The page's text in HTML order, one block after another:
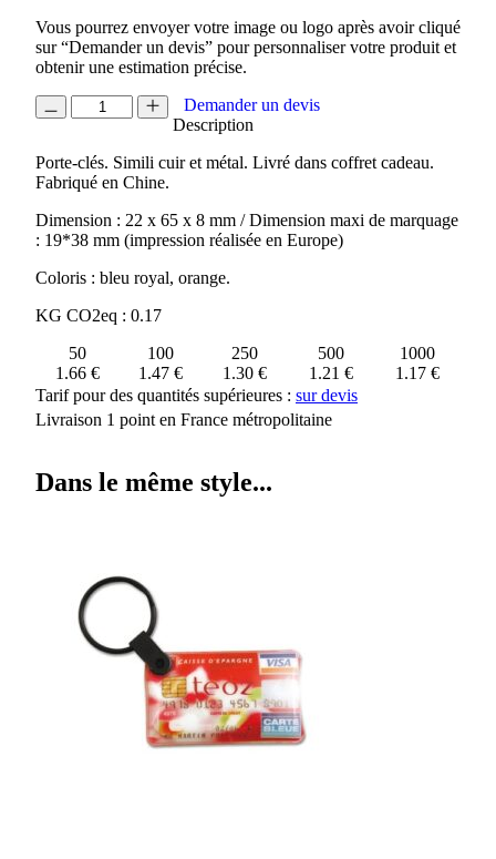
Vous pourrez envoyer votre image ou logo après avoir cliqué
sur “Demander un devis” pour personnaliser votre produit et
obtenir une estimation précise.
quantité
de
CLES
SIMILI
ET
METAL
Demander un devis
Description
Porte-clés. Simili cuir et métal. Livré dans coffret cadeau.
Fabriqué en Chine.
Dimension : 22 x 65 x 8 mm / Dimension maxi de marquage
: 19*38 mm (impression réalisée en Europe)
Coloris : bleu royal, orange.
KG CO2eq : 0.17
50
100 250 500
1000
1.66 €
1.47 € 1.30 € 1.21 €
1.17 €
Tarif pour des quantités supérieures : sur devis
Livraison 1 point en France métropolitaine
Dans le même style...